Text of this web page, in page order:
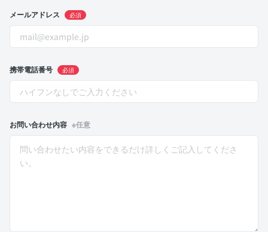
メールアドレス 必須
携帯電話番号 必須
お問い合わせ内容 ※任意